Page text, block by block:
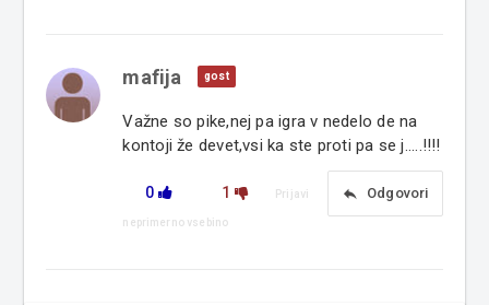
mafija gost
Važne so pike,nej pa igra v nedelo de na
kontoji že devet,vsi ka ste proti pa se j.....!!!!
0 1 reply Odgovori
Prijavi
neprimerno vsebino